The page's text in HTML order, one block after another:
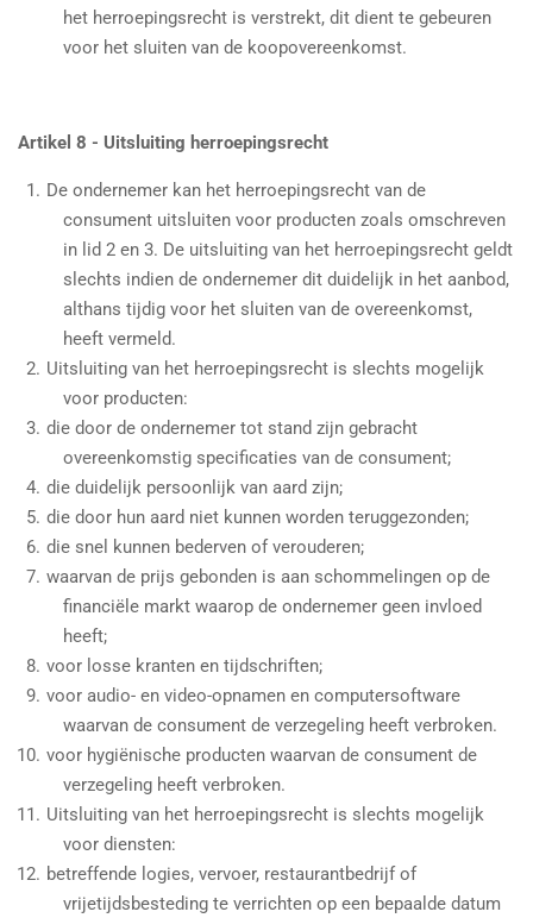
het herroepingsrecht is verstrekt, dit dient te gebeuren
voor het sluiten van de koopovereenkomst.
Artikel 8 - Uitsluiting herroepingsrecht
De ondernemer kan het herroepingsrecht van de
consument uitsluiten voor producten zoals omschreven
in lid 2 en 3. De uitsluiting van het herroepingsrecht geldt
slechts indien de ondernemer dit duidelijk in het aanbod,
althans tijdig voor het sluiten van de overeenkomst,
heeft vermeld.
Uitsluiting van het herroepingsrecht is slechts mogelijk
voor producten:
die door de ondernemer tot stand zijn gebracht
overeenkomstig specificaties van de consument;
die duidelijk persoonlijk van aard zijn;
die door hun aard niet kunnen worden teruggezonden;
die snel kunnen bederven of verouderen;
waarvan de prijs gebonden is aan schommelingen op de
financiële markt waarop de ondernemer geen invloed
heeft;
voor losse kranten en tijdschriften;
voor audio- en video-opnamen en computersoftware
waarvan de consument de verzegeling heeft verbroken.
voor hygiënische producten waarvan de consument de
verzegeling heeft verbroken.
Uitsluiting van het herroepingsrecht is slechts mogelijk
voor diensten:
betreffende logies, vervoer, restaurantbedrijf of
vrijetijdsbesteding te verrichten op een bepaalde datum